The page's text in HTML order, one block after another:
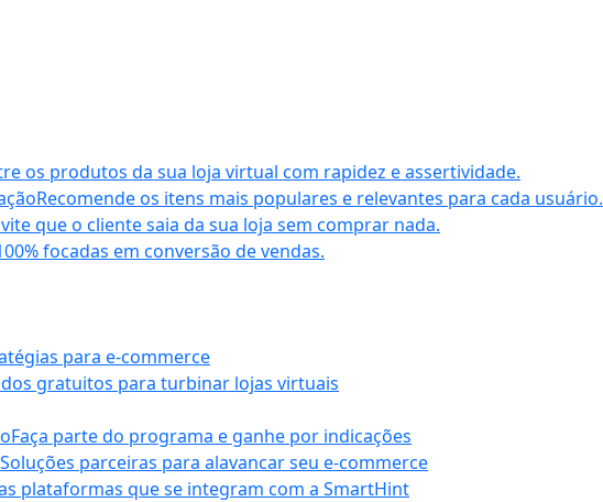
os produtos da sua loja virtual com rapidez e assertividade.
Recomende os itens mais populares e relevantes para cada usuário.
que o cliente saia da sua loja sem comprar nada.
focadas em conversão de vendas.
para e-commerce
gratuitos para turbinar lojas virtuais
Faça parte do programa e ganhe por indicações
Soluções parceiras para alavancar seu e-commerce
plataformas que se integram com a SmartHint